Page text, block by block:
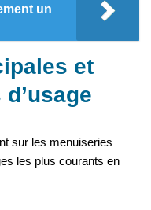
un
et
sur les menuiseries
les plus courants en